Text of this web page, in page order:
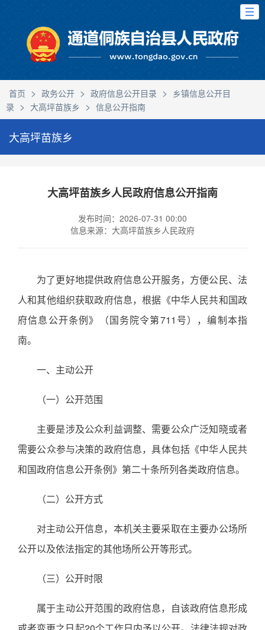
首页 > 政务公开 > 政府信息公开目录 >
乡镇信息公开目
录 > 大高坪苗族乡 > 信息公开指南
大高坪苗族乡
大高坪苗族乡人民政府信息公开指南
发布时间：2026-07-31 00:00
信息来源：大高坪苗族乡人民政府
为了更好地提供政府信息公开服务，方便公民、法
人和其他组织获取政府信息，根据《中华人民共和国政
府信息公开条例》（国务院令第711号），编制本指
南。
一、主动公开
（一）公开范围
主要是涉及公众利益调整、需要公众广泛知晓或者
需要公众参与决策的政府信息，具体包括《中华人民共
和国政府信息公开条例》第二十条所列各类政府信息。
（二）公开方式
对主动公开信息，本机关主要采取在主要办公场所
公开以及依法指定的其他场所公开等形式。
（三）公开时限
属于主动公开范围的政府信息，自该政府信息形成